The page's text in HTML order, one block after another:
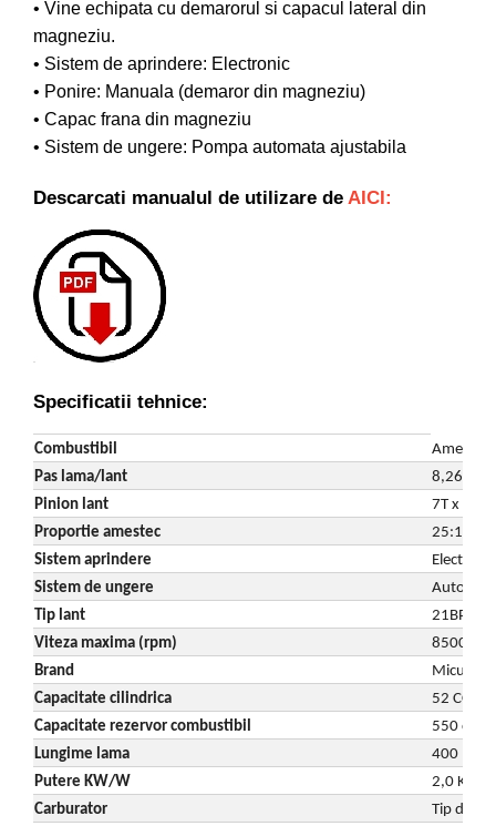
Despicatoare de lemne
Granulatoare de furaje
• Vine echipata cu demarorul si capacul lateral din
magneziu.
• Sistem de aprindere: Electronic
• Ponire: Manuala (demaror din magneziu)
• Capac frana din magneziu
• Sistem de ungere: Pompa automata ajustabila
Descarcati manualul de utilizare de AICI:
Specificatii tehnice:
Combustibil
Amestec
Pas lama/lant
8,26 mm
Pinion lant
7T x
Proportie amestec
25:1
Sistem aprindere
Electronic
Sistem de ungere
Automat
Tip lant
21BPX
Viteza maxima (rpm)
8500
Brand
Micul
Capacitate cilindrica
52 CC
Capacitate rezervor combustibil
550 cm³
Lungime lama
400 mm
Putere KW/W
2,0 KW
Carburator
Tip